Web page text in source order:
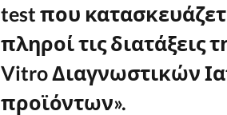
test που
πληροί τις διατάξεις
Vitro Διαγνωστικών
προϊόντων».